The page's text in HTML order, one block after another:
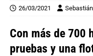
26/03/2021
Con más de 700
pruebas y una